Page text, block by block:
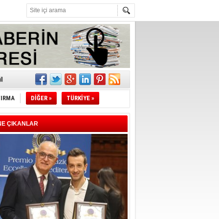
DİĞER » TÜRKİYE »
ÇIKANLAR